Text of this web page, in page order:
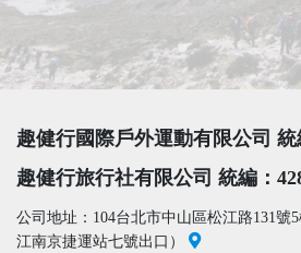
趣健行國際戶外運動有限公司 統
趣健行旅行社有限公司 統編：
公司地址：104台北市中山區松江路131號
江南京捷運站七號出口）